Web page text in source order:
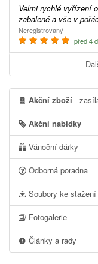
Velmi rychlé vyřízení objednávky a dodání zboží. pečlivě
zabalené a vše v
Neregistrovaný
před 4
Akční zboží -
Akční nabídky
Vánoční dárky
Odborná poradna
Soubory ke stažení
Fotogalerie
Články a rady